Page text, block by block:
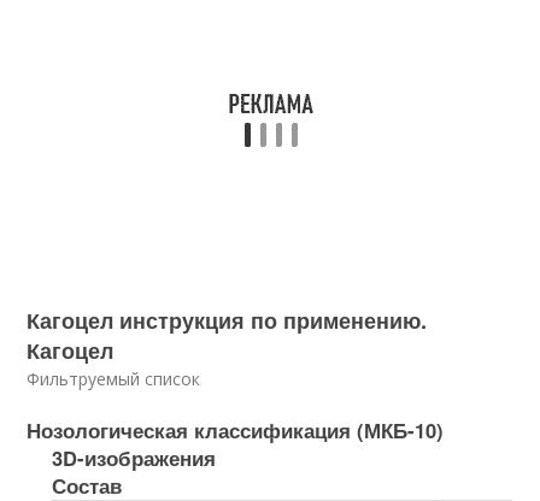
Кагоцел инструкция по применению.
Кагоцел
Фильтруемый список
Нозологическая классификация (МКБ-10)
3D-изображения
Состав